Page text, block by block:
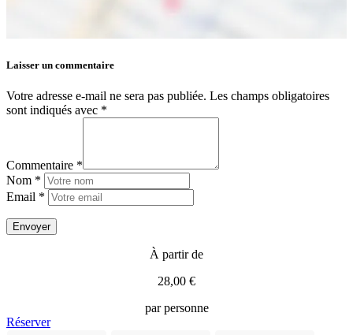
Laisser un commentaire
Votre adresse e-mail ne sera pas publiée. Les champs obligatoires
sont indiqués avec *
Commentaire *
Nom *
Email *
À partir de
28,00 €
par personne
Réserver